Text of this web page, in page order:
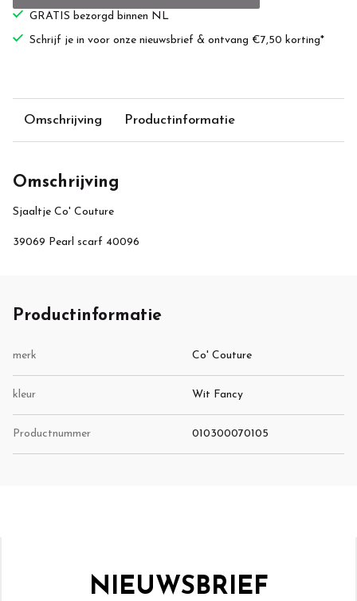
GRATIS bezorgd binnen NL
Schrijf je in voor onze nieuwsbrief & ontvang €7,50 korting*
Omschrijving Productinformatie
Omschrijving
Sjaaltje Co' Couture
39069 Pearl scarf 40096
Productinformatie
merk Co' Couture
kleur Wit Fancy
Productnummer 010300070105
NIEUWSBRIEF